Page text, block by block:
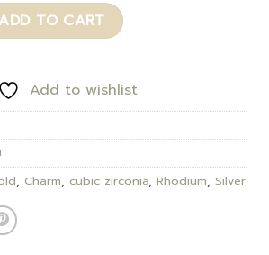
ADD TO CART
Add to wishlist
, Charm, cubic zirconia, Rhodium, Silver